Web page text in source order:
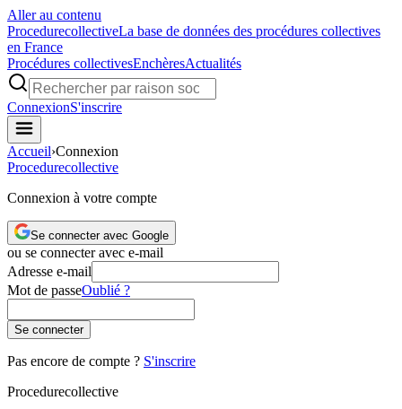
Aller au contenu
ProcedurecollectiveLa base de données des procédures collectives
en France
Procédures collectivesEnchèresActualités
ConnexionS'inscrire
Accueil›Connexion
Procedurecollective
Connexion à votre compte
Se connecter avec Google
ou se connecter avec e-mail
Adresse e-mail
Mot de passeOublié ?
Se connecter
Pas encore de compte ? S'inscrire
Procedurecollective